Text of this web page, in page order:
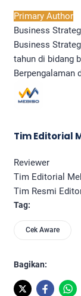
Primary Author
Business
Business
tahun di bidang
Berpengalaman
Tim Editorial
Reviewer
Tim Editorial
Tim Resmi
Tag:
Cek Aware
Bagikan: